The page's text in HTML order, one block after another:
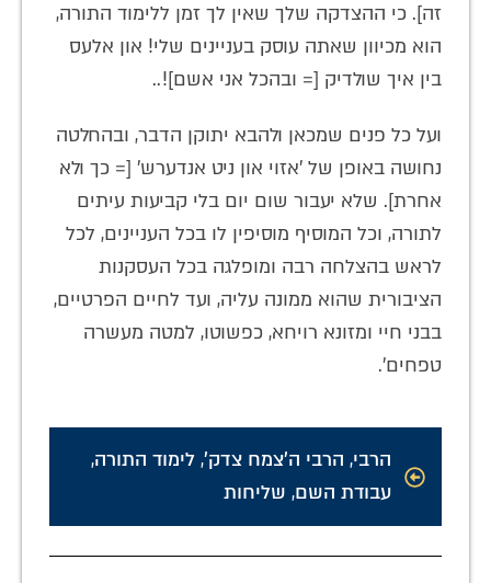
זה]. כי ההצדקה שלך שאין לך זמן ללימוד התורה,
הוא מכיוון שאתה עוסק בעניינים שלי! און אלעס
בין איך שולדיק [= ובהכל אני אשם]!..
ועל כל פנים שמכאן ולהבא יתוקן הדבר, ובהחלטה
נחושה באופן של 'אזוי און ניט אנדערש' [= כך ולא
אחרת]. שלא יעבור שום יום בלי קביעות עיתים
לתורה, וכל המוסיף מוסיפין לו בכל העניינים, לכל
לראש בהצלחה רבה ומופלגה בכל העסקנות
הציבורית שהוא ממונה עליה, ועד לחיים הפרטיים,
בבני חיי ומזונא רויחא, כפשוטו, למטה מעשרה
טפחים'.
הרבי, הרבי ה'צמח צדק', לימוד התורה,
עבודת השם, שליחות